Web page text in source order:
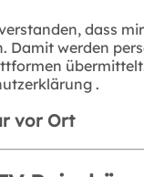
dass
Damit werden
.
vor Ort